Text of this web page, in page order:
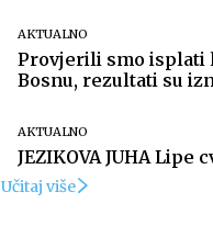
AKTUALNO
Provjerili smo isplati
Bosnu, rezultati su
AKTUALNO
JEZIKOVA JUHA Lipe
Učitaj više